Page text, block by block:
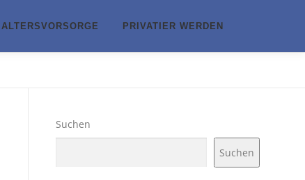
ALTERSVORSORGE PRIVATIER WERDEN
Suchen
Suchen